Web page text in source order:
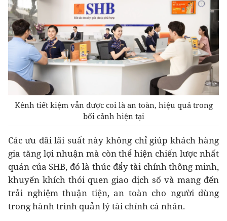
Kênh tiết kiệm vẫn được coi là an toàn, hiệu quả trong
bối cảnh hiện tại
Các ưu đãi lãi suất này không chỉ giúp khách hàng
gia tăng lợi nhuận mà còn thể hiện chiến lược nhất
quán của SHB, đó là thúc đẩy tài chính thông minh,
khuyến khích thói quen giao dịch số và mang đến
trải nghiệm thuận tiện, an toàn cho người dùng
trong hành trình quản lý tài chính cá nhân.